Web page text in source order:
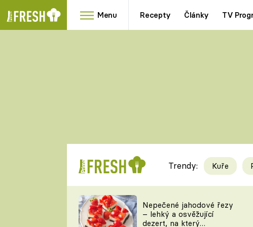
Menu Recepty Články TV
RYCHLOVKY
Videorecepty
TEĎ VAŘÍ ŠÉF!
Trendy: Kuře
Nepečené jahodové řezy
– lehký a osvěžující
dezert, na který